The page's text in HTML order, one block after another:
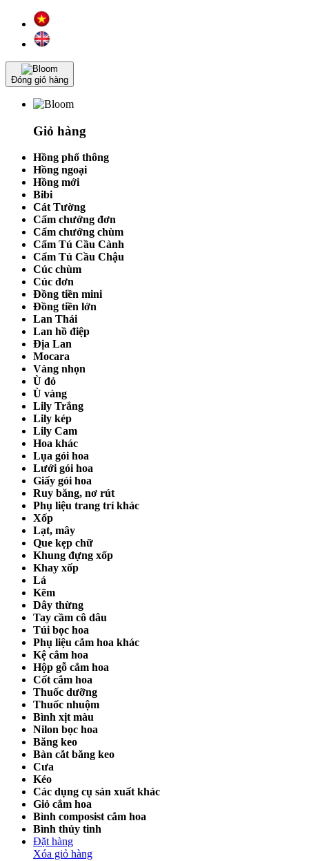
Đóng giỏ hàng
Giỏ hàng
Hồng phổ thông
Hồng ngoại
Hồng mới
Bibi
Cát Tường
Cẩm chướng đơn
Cẩm chướng chùm
Cẩm Tú Cầu Cành
Cẩm Tú Cầu Chậu
Cúc chùm
Cúc đơn
Đồng tiền mini
Đồng tiền lớn
Lan Thái
Lan hồ điệp
Địa Lan
Mocara
Vàng nhọn
Ù đỏ
Ù vàng
Lily Trắng
Lily kép
Lily Cam
Hoa khác
Lụa gói hoa
Lưới gói hoa
Giấy gói hoa
Ruy băng, nơ rút
Phụ liệu trang trí khác
Xốp
Lạt, mây
Que kẹp chữ
Khung đựng xốp
Khay xốp
Lá
Kẽm
Dây thừng
Tay cầm cô dâu
Túi bọc hoa
Phụ liệu cắm hoa khác
Kệ cắm hoa
Hộp gỗ cắm hoa
Cốt cắm hoa
Thuốc dưỡng
Thuốc nhuộm
Bình xịt màu
Nilon bọc hoa
Băng keo
Bàn cắt băng keo
Cưa
Kéo
Các dụng cụ sản xuất khác
Giỏ cắm hoa
Bình composist cắm hoa
Bình thủy tinh
Đặt hàng
Xóa giỏ hàng